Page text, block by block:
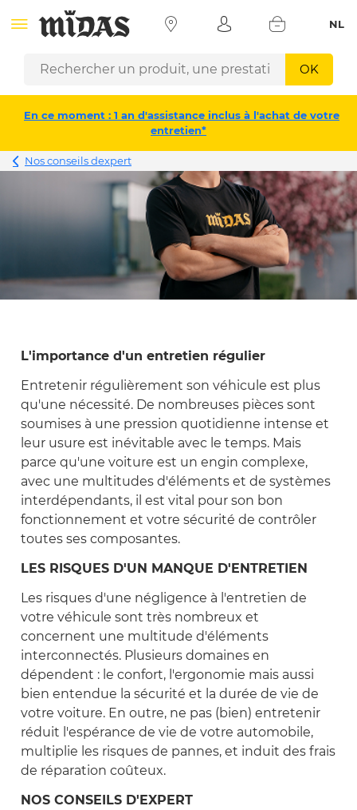
NL
OK
En ce moment : 1 an d'assistance inclus à l'achat de votre
entretien*
Nos conseils dexpert
L'importance d'un entretien régulier
Entretenir régulièrement son véhicule est plus
qu'une nécessité. De nombreuses pièces sont
soumises à une pression quotidienne intense et
leur usure est inévitable avec le temps. Mais
parce qu'une voiture est un engin complexe,
avec une multitudes d'éléments et de systèmes
interdépendants, il est vital pour son bon
fonctionnement et votre sécurité de contrôler
toutes ses composantes.
LES RISQUES D'UN MANQUE D'ENTRETIEN
Les risques d'une négligence à l'entretien de
votre véhicule sont très nombreux et
concernent une multitude d'éléments
interconnectés. Plusieurs domaines en
dépendent : le confort, l'ergonomie mais aussi
bien entendue la sécurité et la durée de vie de
votre voiture. En outre, ne pas (bien) entretenir
réduit l'espérance de vie de votre automobile,
multiplie les risques de pannes, et induit des frais
de réparation coûteux.
NOS CONSEILS D'EXPERT